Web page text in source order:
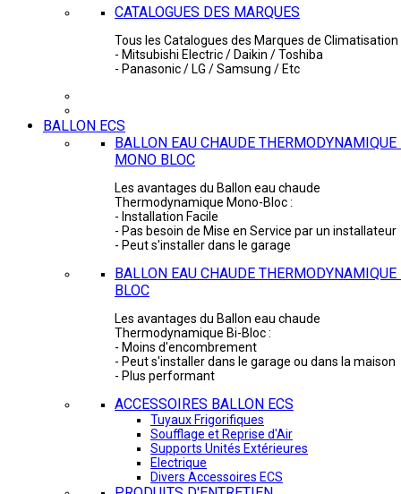
CATALOGUES DES MARQUES
Tous les Catalogues des Marques de Climatisation
- Mitsubishi Electric / Daikin / Toshiba
- Panasonic / LG / Samsung / Etc
BALLON ECS
BALLON EAU CHAUDE THERMODYNAMIQUE
MONO BLOC
Les avantages du Ballon eau chaude
Thermodynamique Mono-Bloc :
- Installation Facile
- Pas besoin de Mise en Service par un installateur
- Peut s'installer dans le garage
BALLON EAU CHAUDE
BLOC
Les avantages du Ballon eau chaude
Thermodynamique Bi-Bloc :
- Moins d'encombrement
- Peut s'installer dans le garage ou dans la maison
- Plus performant
ACCESSOIRES BALLON ECS
Tuyaux Frigorifiques
Soufflage et Reprise d'Air
Supports Unités Extérieures
Electrique
Divers Accessoires ECS